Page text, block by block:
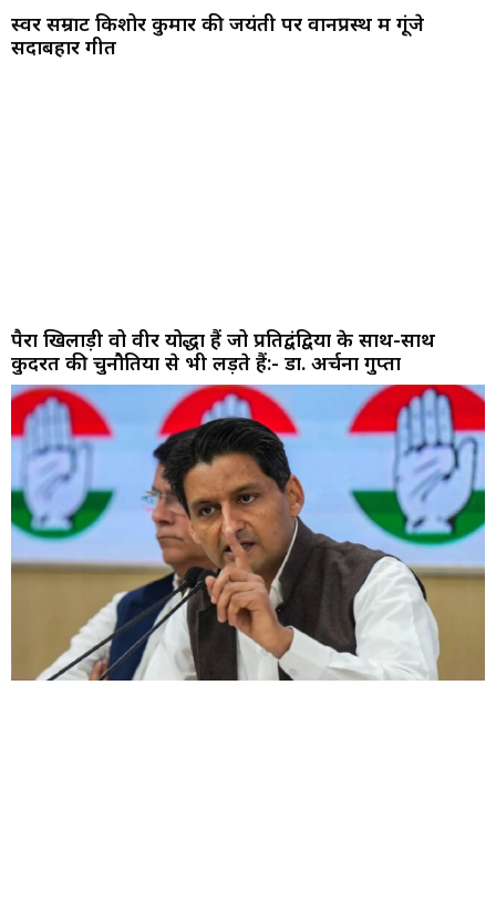
स्वर सम्राट किशोर कुमार की जयंती पर वानप्रस्थ में गूंजे
सदाबहार गीत
पैरा खिलाड़ी वो वीर योद्धा हैं जो प्रतिद्वंद्वियों के साथ-साथ
कुदरत की चुनौतियों से भी लड़ते हैं:- डा. अर्चना गुप्ता